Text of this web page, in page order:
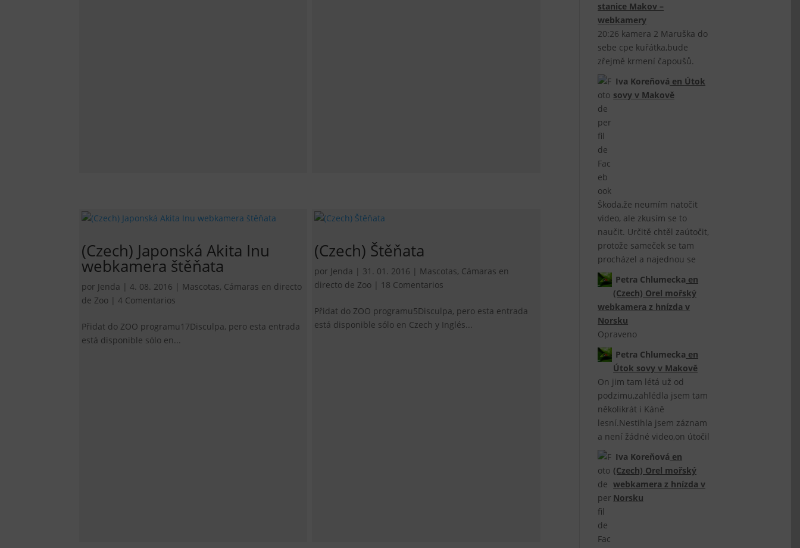
(Czech) Japonská Akita Inu
webkamera štěňata
por Jenda | 4. 08. 2016 | Mascotas, Cámaras en directo
de Zoo| 4 Comentarios
Přidat do ZOO programu17Disculpa, pero esta entrada
está disponible sólo en...
(Czech) Štěňata
por Jenda | 31. 01. 2016 | Mascotas, Cámaras en
directo de Zoo | 18 Comentarios
Přidat do ZOO programu5Disculpa, pero esta entrada
está disponible sólo en Czech y Inglés...
stanice Makov –
webkamery
20:26 kamera 2 Maruška do
sebe cpe kuřátka,bude
zřejmě krmení čapoušů.
Iva Koreňová en Útok
sovy v Makově
Škoda,že neumím natočit
video, ale zkusím se to
naučit. Určitě chtěl zaútočit,
protože sameček se tam
procházel a najednou se
Petra Chlumecka en
(Czech) Orel mořský
webkamera z hnízda v
Norsku
Opraveno
Petra Chlumecka en
Útok sovy v Makově
On jim tam létá už od
podzimu,zahlédla jsem tam
několikrát i Káně
lesní.Nestihla jsem záznam
a není žádné video,on útočil
Iva Koreňová en
(Czech) Orel mořský
webkamera z hnízda v
Norsku